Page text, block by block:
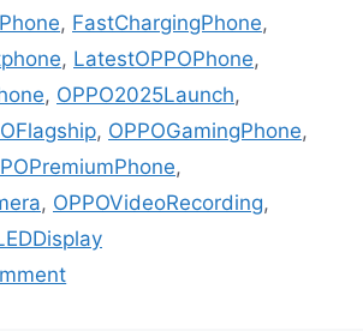
, FastChargingPhone,
, LatestOPPOPhone,
, OPPO2025Launch,
, OPPOGamingPhone,
,
, OPPOVideoRecording,